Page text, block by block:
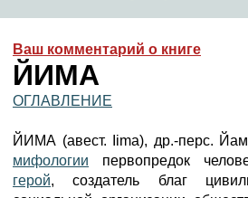
Ваш комментарий о книге
ЙИМА
ОГЛАВЛЕНИЕ
ЙИМА (авест. Iima), др.-перс.
мифологии первопредок
герой, создатель благ